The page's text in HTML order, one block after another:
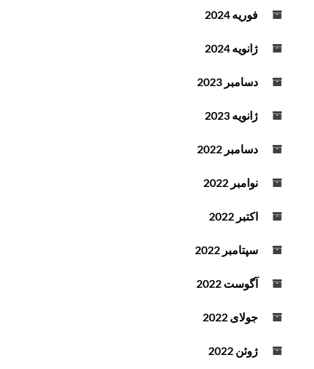
فوریه 2024
ژانویه 2024
دسامبر 2023
ژانویه 2023
دسامبر 2022
نوامبر 2022
اکتبر 2022
سپتامبر 2022
آگوست 2022
جولای 2022
ژوئن 2022